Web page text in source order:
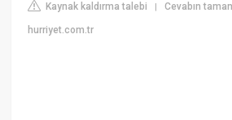
Kaynak kaldırma talebi |Cevabın
hurriyet.com.tr